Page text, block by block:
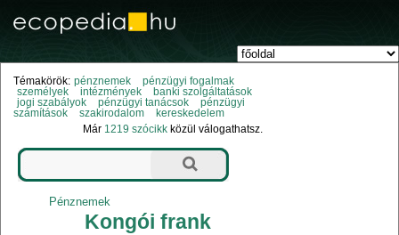
Témakörök: pénznemek
pénzügyi fogalmak
személyek
intézmények
banki szolgáltatások
jogi szabályok
pénzügyi tanácsok
pénzügyi
számítások
szakirodalom
kereskedelem
Már 1219 szócikk közül válogathatsz.
Pénznemek
Kongói frank